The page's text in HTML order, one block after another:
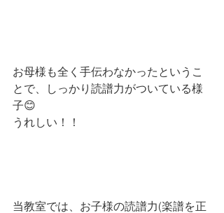
お母様も全く手伝わなかったというこ
とで、しっかり読譜力がついている様
子😊
うれしい！！
当教室では、お子様の読譜力(楽譜を正